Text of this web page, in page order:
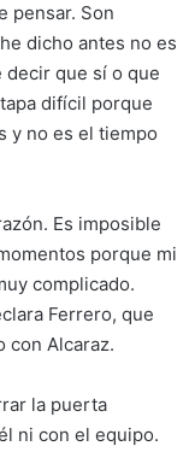
pensar. Son
dicho antes no es
decir que sí o que
difícil porque
y no es el tiempo
Es imposible
porque mi
complicado.
Ferrero, que
con Alcaraz.
la puerta
ni con el equipo.